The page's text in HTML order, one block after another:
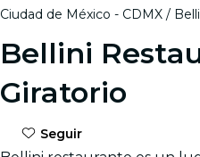
Ciudad de México - CDMX
Bellini
Giratorio
Seguir